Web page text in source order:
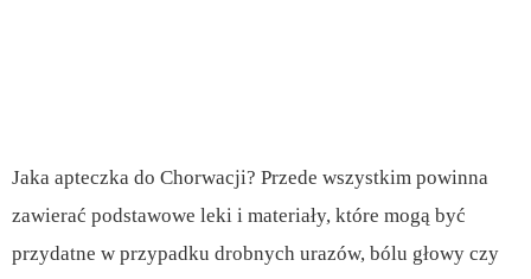
Jaka apteczka do Chorwacji? Przede wszystkim powinna
zawierać podstawowe leki i materiały, które mogą być
przydatne w przypadku drobnych urazów, bólu głowy czy